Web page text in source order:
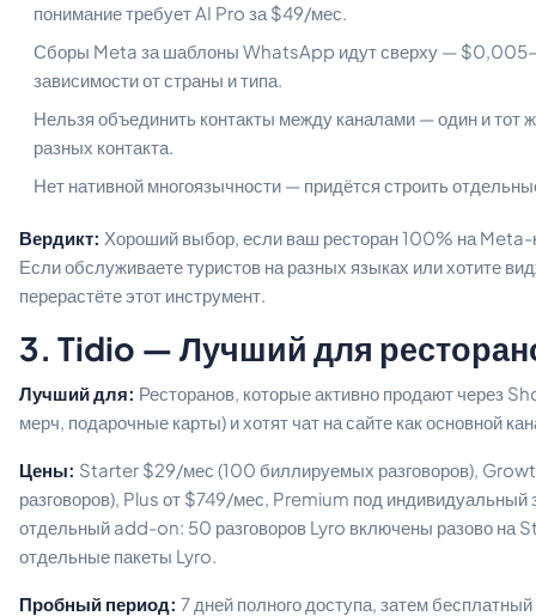
понимание требует AI Pro за $49/мес.
Сборы Meta за шаблоны WhatsApp идут сверху —
зависимости от страны и типа.
Нельзя объединить контакты между каналами — один и тот
разных контакта.
Нет нативной многоязычности — придётся строить
Вердикт: Хороший выбор, если ваш ресторан 100% на Meta-
Если обслуживаете туристов на разных языках или хотите
перерастёте этот инструмент.
3. Tidio — Лучший для
Лучший для: Ресторанов, которые активно продают через
мерч, подарочные карты) и хотят чат на сайте как основной
Цены: Starter $29/мес (100 биллируемых разговоров),
разговоров), Plus от $749/мес, Premium под
отдельный add-on: 50 разговоров Lyro включены разово
отдельные пакеты Lyro.
Пробный период: 7 дней полного доступа, затем